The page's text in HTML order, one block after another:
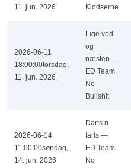
11. jun. 2026
Klodserne
2026-06-11
18:00:00torsdag,
11. jun. 2026
Lige ved
og
næsten —
ED Team
No
Bullshit
2026-06-14
11:00:00søndag,
14. jun. 2026
Darts n
farts —
ED Team
No